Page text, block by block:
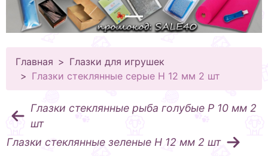
Главная
Глазки для игрушек
Глазки стеклянные серые Н 12 мм 2 шт
Глазки стеклянные рыба голубые Р 10 мм 2
шт
Глазки стеклянные зеленые Н 12 мм 2 шт